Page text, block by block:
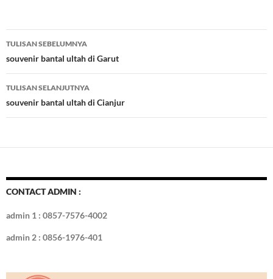
b
o
o
k
er es
t
bl
r
e
n
d e
Navigasi
Tulisan
TULISAN SEBELUMNYA
souvenir bantal ultah di Garut
TULISAN SELANJUTNYA
souvenir bantal ultah di Cianjur
CONTACT ADMIN :
admin 1 : 0857-7576-4002
admin 2 : 0856-1976-401